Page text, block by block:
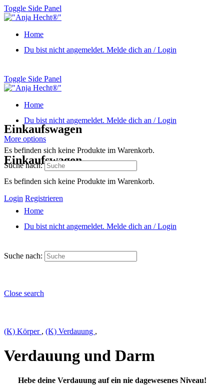
Toggle Side Panel
Home
Du bist nicht angemeldet. Melde dich an / Login
Toggle Side Panel
Home
Du bist nicht angemeldet. Melde dich an / Login
More options
Einkaufswagen
Es befinden sich keine Produkte im Warenkorb.
Login Registrieren
Einkaufswagen
Es befinden sich keine Produkte im Warenkorb.
Suche nach:
Home
Du bist nicht angemeldet. Melde dich an / Login
Suche nach:
Close search
(K) Körper , (K) Verdauung ,
Verdauung und Darm
Hebe deine Verdauung auf ein nie dagewesenes Niveau!